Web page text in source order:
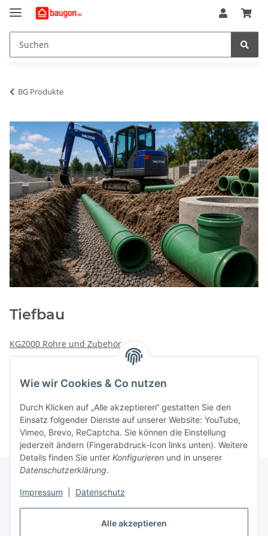
Alle akzeptieren
Wie wir Cookies & Co nutzen
Durch Klicken auf „Alle akzeptieren“ gestatten Sie den
Einsatz folgender Dienste auf unserer Website: YouTube,
Vimeo, Brevo, ReCaptcha. Sie können die Einstellung
jederzeit ändern (Fingerabdruck-Icon links unten). Weitere
Details finden Sie unter Konfigurieren und in unserer
Datenschutzerklärung.
Impressum Datenschutz
BG Produkte
Tiefbau
KG2000 Rohre und Zubehör
Kategorien